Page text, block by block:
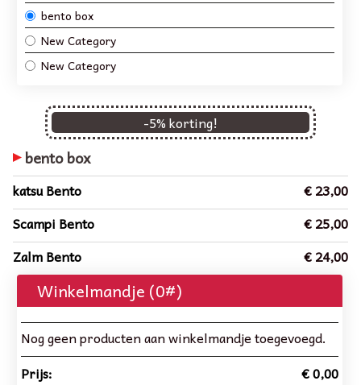
bento box
New Category
New Category
-5% korting!
bento box
katsu Bento
€ 23,00
Scampi Bento
€ 25,00
Zalm Bento
€ 24,00
Winkelmandje (0#)
Nog geen producten aan winkelmandje toegevoegd.
Prijs:
€ 0,00